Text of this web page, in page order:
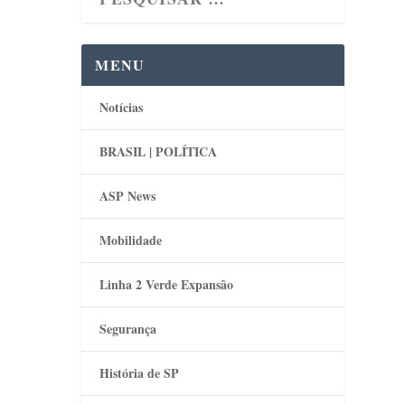
MENU
Notícias
BRASIL | POLÍTICA
ASP News
Mobilidade
Linha 2 Verde Expansão
Segurança
História de SP